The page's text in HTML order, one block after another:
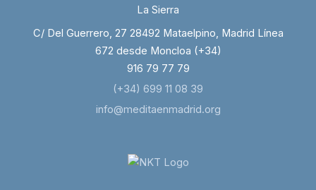
La Sierra
C/ Del Guerrero, 27 28492 Mataelpino, Madrid Línea
672 desde Moncloa (+34)
916 79 77 79
(+34) 699 11 08 39
info@meditaenmadrid.org